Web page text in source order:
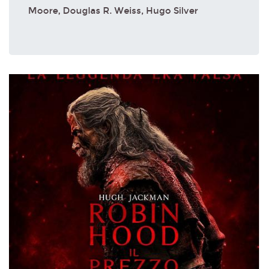
Moore, Douglas R. Weiss, Hugo Silver